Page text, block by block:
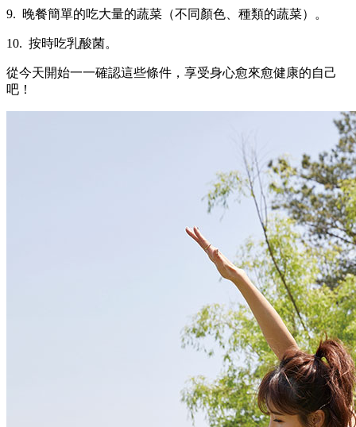
9. 晚餐簡單的吃大量的蔬菜（不同顏色、種類的蔬菜）。
10. 按時吃乳酸菌。
從今天開始一一確認這些條件，享受身心愈來愈健康的自己
吧！